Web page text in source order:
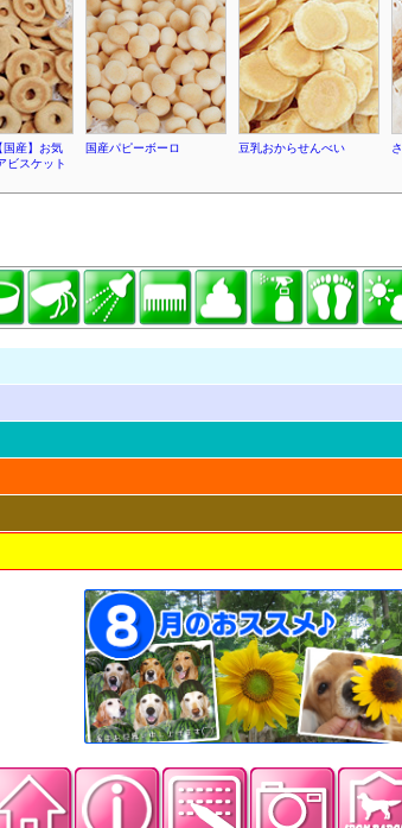
国産】お気
ビスケット
国産パピーボーロ 豆乳おからせんべい